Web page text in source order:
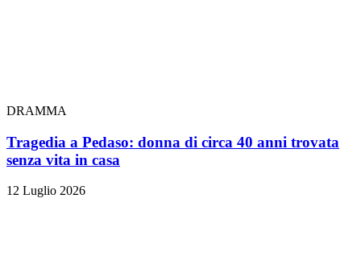
DRAMMA
Tragedia a Pedaso: donna di circa 40 anni trovata
senza vita in casa
12 Luglio 2026